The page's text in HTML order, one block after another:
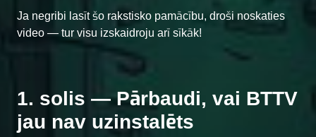
Ja negribi lasīt šo rakstisko pamācību, droši noskaties
video — tur visu izskaidroju arī sīkāk!
1. solis — Pārbaudi, vai BTTV
jau nav uzinstalēts